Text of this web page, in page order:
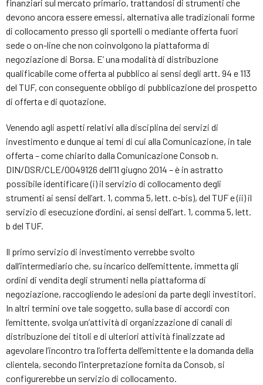
finanziari sul mercato primario, trattandosi di strumenti che
devono ancora essere emessi, alternativa alle tradizionali forme
di collocamento presso gli sportelli o mediante offerta fuori
sede o on-line che non coinvolgono la piattaforma di
negoziazione di Borsa. E’ una modalità di distribuzione
qualificabile come offerta al pubblico ai sensi degli artt. 94 e 113
del TUF, con conseguente obbligo di pubblicazione del prospetto
di offerta e di quotazione.
Venendo agli aspetti relativi alla disciplina dei servizi di
investimento e dunque ai temi di cui alla Comunicazione, in tale
offerta – come chiarito dalla Comunicazione Consob n.
DIN/DSR/CLE/0049126 dell’11 giugno 2014 – è in astratto
possibile identificare (i) il servizio di collocamento degli
strumenti ai sensi dell’art. 1, comma 5, lett. c-bis), del TUF e (ii) il
servizio di esecuzione d’ordini, ai sensi dell’art. 1, comma 5, lett.
b del TUF.
Il primo servizio di investimento verrebbe svolto
dall’intermediario che, su incarico dell’emittente, immetta gli
ordini di vendita degli strumenti nella piattaforma di
negoziazione, raccogliendo le adesioni da parte degli investitori.
In altri termini ove tale soggetto, sulla base di accordi con
l’emittente, svolga un’attività di organizzazione di canali di
distribuzione dei titoli e di ulteriori attività finalizzate ad
agevolare l’incontro tra l’offerta dell’emittente e la domanda della
clientela, secondo l’interpretazione fornita da Consob, si
configurerebbe un servizio di collocamento.